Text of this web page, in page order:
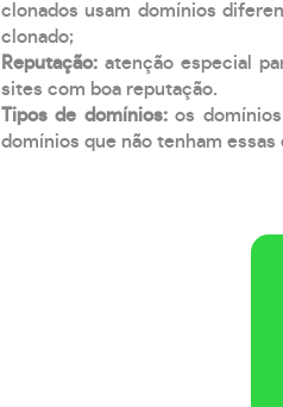
clonados usam domínios
clonado;
Reputação: atenção especial
sites com boa reputação.
Tipos de domínios:os
domínios que não tenham